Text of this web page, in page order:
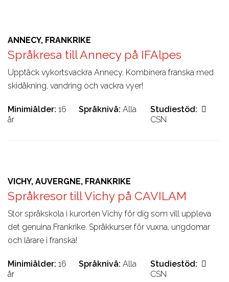
ANNECY, FRANKRIKE
Språkresa till Annecy på IFAlpes
Upptäck vykortsvackra Annecy. Kombinera franska med
skidåkning, vandring och vackra vyer!
Minimiålder 16
år
Språknivå Alla
Studiestöd
CSN
VICHY, AUVERGNE, FRANKRIKE
Språkresor till Vichy på CAVILAM
Stor språkskola i kurorten Vichy för dig som vill uppleva
det genuina Frankrike. Språkkurser för vuxna, ungdomar
och lärare i franska!
Minimiålder 16
år
Språknivå Alla
Studiestöd
CSN